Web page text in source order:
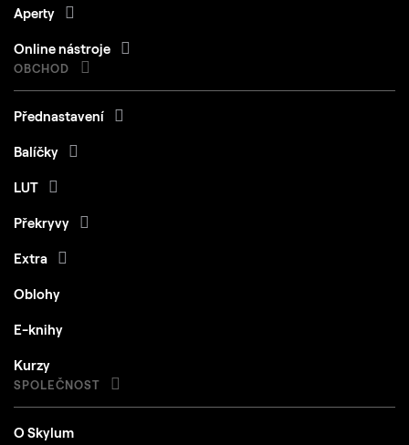
Aperty
Online nástroje
OBCHOD
Přednastavení
Balíčky
LUT
Překryvy
Extra
Oblohy
E-knihy
Kurzy
SPOLEČNOST
O Skylum